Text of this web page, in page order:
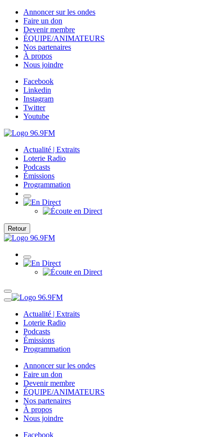
Annoncer sur les ondes
Faire un don
Devenir membre
ÉQUIPE/ANIMATEURS
Nos partenaires
À propos
Nous joindre
Facebook
Linkedin
Instagram
Twitter
Youtube
Actualité | Extraits
Loterie Radio
Podcasts
Émissions
Programmation
Retour
Actualité | Extraits
Loterie Radio
Podcasts
Émissions
Programmation
Annoncer sur les ondes
Faire un don
Devenir membre
ÉQUIPE/ANIMATEURS
Nos partenaires
À propos
Nous joindre
Facebook